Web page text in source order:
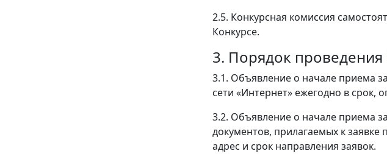
2.5. Конкурсная комиссия
Конкурсе.
3. Порядок проведения
3.1. Объявление о начале приема
сети «Интернет» ежегодно в
3.2. Объявление о начале приема
документов, прилагаемых к
адрес и срок направления заявок.